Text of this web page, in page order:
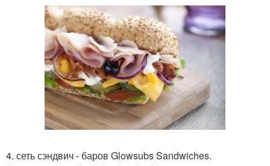
4. сеть сэндвич - баров Glowsubs Sandwiches.